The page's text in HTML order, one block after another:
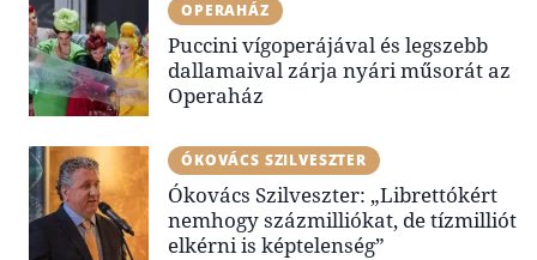
OPERAHÁZ
Puccini vígoperájával és legszebb
dallamaival zárja nyári műsorát az
Operaház
ÓKOVÁCS SZILVESZTER
Ókovács Szilveszter: „Librettókért
nemhogy százmilliókat, de tízmilliót
elkérni is képtelenség”